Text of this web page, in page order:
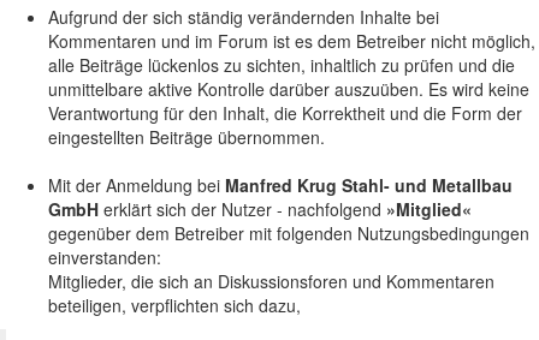
Aufgrund der sich ständig verändernden Inhalte bei
Kommentaren und im Forum ist es dem Betreiber nicht möglich,
alle Beiträge lückenlos zu sichten, inhaltlich zu prüfen und die
unmittelbare aktive Kontrolle darüber auszuüben. Es wird keine
Verantwortung für den Inhalt, die Korrektheit und die Form der
eingestellten Beiträge übernommen.
Mit der Anmeldung bei Manfred Krug Stahl- und Metallbau
GmbH erklärt sich der Nutzer - nachfolgend »Mitglied«
gegenüber dem Betreiber mit folgenden Nutzungsbedingungen
einverstanden:
Mitglieder, die sich an Diskussionsforen und Kommentaren
beteiligen, verpflichten sich dazu,